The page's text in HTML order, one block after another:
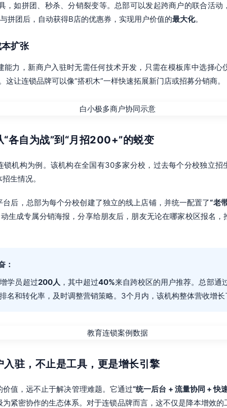
，如拼团、秒杀、分销裂变等。总部可以发起跨商户的联合活动
拼团后，自动获得B店的优惠券，实现用户价值的最大化。
扩张
能力，新商户入驻时无需任何技术开发，只需在模板库中选择心
这让连锁品牌可以像“搭积木”一样快速拓展新门店或招募分销商。
“各自为战”到“月招200+”的蜕变
锁机构为例。该机构在全国有30多家分校，过去每个分校独立招
生情况。
后，总部为每个分校创建了独立的线上店铺，并统一配置了“老
生成专属分销海报，分享给朋友后，朋友无论在哪家校区报名
：
学员超过200人 ，其中超过40%来自跨校区的用户推荐。总部通
名和转化率，及时调整营销策略。3个月内，该机构整体营收增长
入驻，不止是工具，更是增长引擎
值，远不止于解决管理难题。它通过“统一后台 + 流量协同 + 快
紧密协作的生态体系。对于连锁品牌而言，这不仅是降本增效